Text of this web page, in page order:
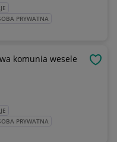
PRYWATNA
komunia wesele
PRYWATNA